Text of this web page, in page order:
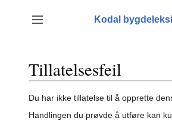
innhold
Vis/skjul sidefelt
Kodal
Tillatelsesfeil
Du har ikke tillatelse til å opprette
Handlingen du prøvde å utføre kan